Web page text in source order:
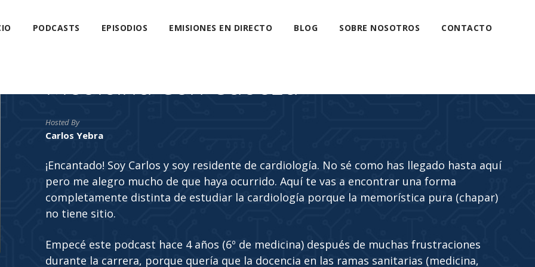
PODCASTS EPISODIOS EMISIONES EN DIRECTO BLOG SOBRE NOSOTROS CONTACTO
Medicina Con Cabeza
Hosted By
Carlos Yebra
¡Encantado! Soy Carlos y soy residente de cardiología. No sé como has llegado hasta aquí
pero me alegro mucho de que haya ocurrido. Aquí te vas a encontrar una forma
completamente distinta de estudiar la cardiología porque la memorística pura (chapar)
no tiene sitio.
Empecé este podcast hace 4 años (6º de medicina) después de muchas frustraciones
durante la carrera, porque quería que la docencia en las ramas sanitarias (medicina,